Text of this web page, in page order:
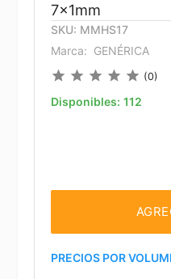
7x1mm
SKU: MMHS17
Marca: GENÉRICA
star star star star star (0)
Disponibles: 112
PRECIOS POR